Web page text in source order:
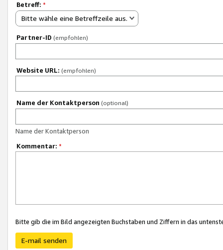
Betreff: *
Bitte wähle eine Betreffzeile aus.
Partner-ID (empfohlen)
Website URL: (empfohlen)
Name der Kontaktperson (optional)
Name der Kontaktperson
Kommentar: *
Bitte gib die im Bild angezeigten Buchstaben und Ziffern in das
E-mail senden